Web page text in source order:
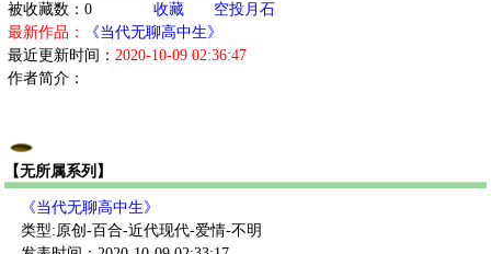
被收藏数：0
收藏
空投月石
最新作品：
《当代无聊高中生》
最近更新时间： 2020-10-09 02:36:47
作者简介：
【无所属系列】
《当代无聊高中生》
类型:原创-百合-近代现代-爱情-不明